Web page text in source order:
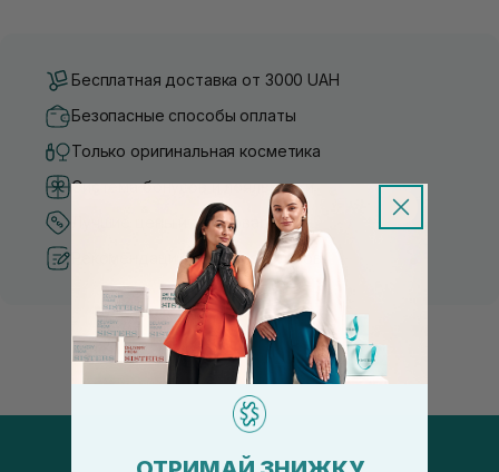
Бесплатная доставка от 3000 UAH
Безопасные способы оплаты
Только оригинальная косметика
Система бонусов и лояльности
Лучшие цены и топ товары
Рекомендации от косметологов